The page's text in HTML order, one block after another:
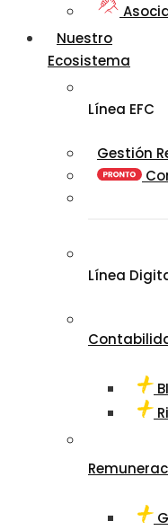
Nuestro
Ecosistema
Línea EFC
Gestión
Línea